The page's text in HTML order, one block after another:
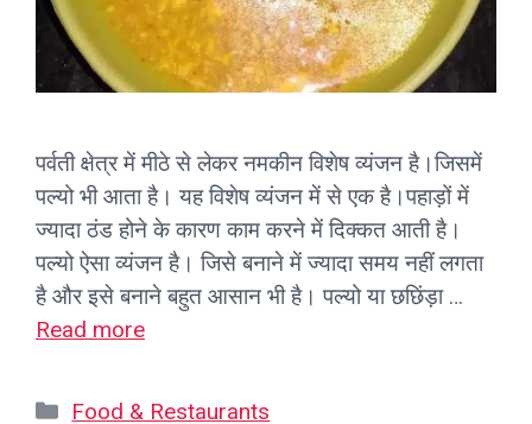
पर्वती क्षेत्र में मीठे से लेकर नमकीन विशेष व्यंजन है।जिसमें
पल्यो भी आता है। यह विशेष व्यंजन में से एक है।पहाड़ों में
ज्यादा ठंड होने के कारण काम करने में दिक्कत आती है।
पल्यो ऐसा व्यंजन है। जिसे बनाने में ज्यादा समय नहीं लगता
है और इसे बनाने बहुत आसान भी है। पल्यो या छछिंड़ा …
Read more
Categories
Food & Restaurants